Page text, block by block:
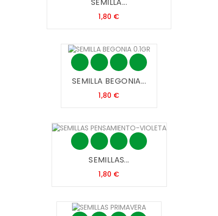
1,80 €Precio
SEMILLA BEGONIA...
1,80 €Precio
SEMILLAS...
1,80 €Precio